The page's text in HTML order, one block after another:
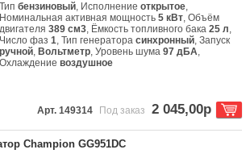
Типбензиновый, Исполнениеоткрытое,
Номинальная активная мощность5 кВт, Объём
двигателя389 см3, Ёмкость топливного бака25 л,
Число фаз1, Тип генераторасинхронный, Запуск
ручной, Вольтметр, Уровень шума97 дБА,
Охлаждениевоздушное
Арт. 149314 Под заказ 2 045,00р
Champion GG951DC